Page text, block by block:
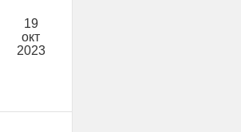
19
окт
2023